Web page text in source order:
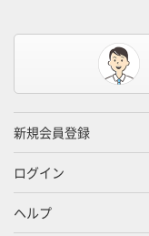
新規会員登録
ログイン
ヘルプ